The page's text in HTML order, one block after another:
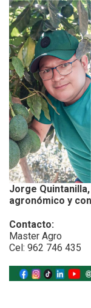
Jorge
agronómico y
Contacto:
Master Agro
Cel: 962 746 435